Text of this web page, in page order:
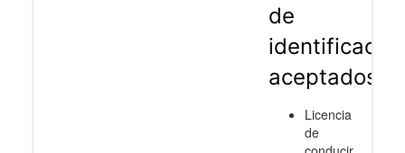
de
aceptados
Licencia
de